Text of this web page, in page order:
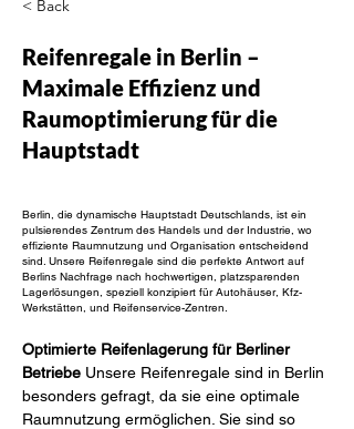
< Back
Reifenregale in Berlin –
Maximale Effizienz und
Raumoptimierung für die
Hauptstadt
Berlin, die dynamische Hauptstadt Deutschlands, ist ein
pulsierendes Zentrum des Handels und der Industrie, wo
effiziente Raumnutzung und Organisation entscheidend
sind. Unsere Reifenregale sind die perfekte Antwort auf
Berlins Nachfrage nach hochwertigen, platzsparenden
Lagerlösungen, speziell konzipiert für Autohäuser, Kfz-
Werkstätten, und Reifenservice-Zentren.
Optimierte Reifenlagerung für Berliner
Betriebe Unsere Reifenregale sind in Berlin
besonders gefragt, da sie eine optimale
Raumnutzung ermöglichen. Sie sind so